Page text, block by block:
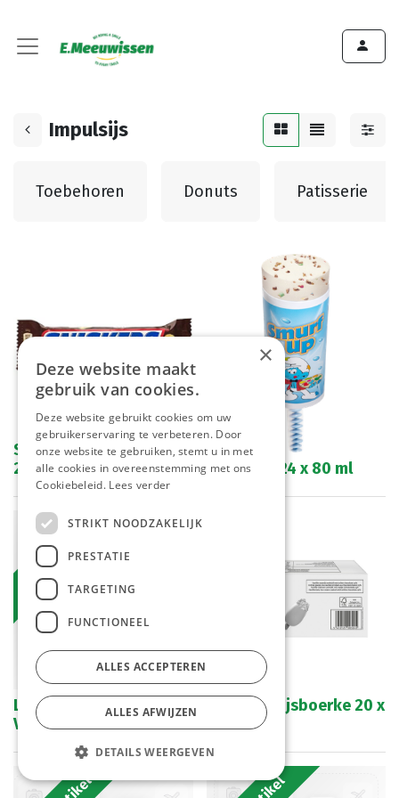
Impulsijs
Toebehoren Donuts Patisserie
Snickers Ice Cream Bar
24 x 72 ml
Smurf Up 24 x 80 ml
Bestelartikel
Lactose vrij Vanille ijs
Van Gils 80 ml
BIG White Ijsboerke 20 x
120 ml
×
Deze website maakt
gebruik van cookies.
Deze website gebruikt cookies om uw
gebruikerservaring te verbeteren. Door
onze website te gebruiken, stemt u in met
alle cookies in overeenstemming met ons
Cookiebeleid. Lees verder
STRIKT NOODZAKELIJK
PRESTATIE
TARGETING
FUNCTIONEEL
ALLES ACCEPTEREN
ALLES AFWIJZEN
DETAILS WEERGEVEN